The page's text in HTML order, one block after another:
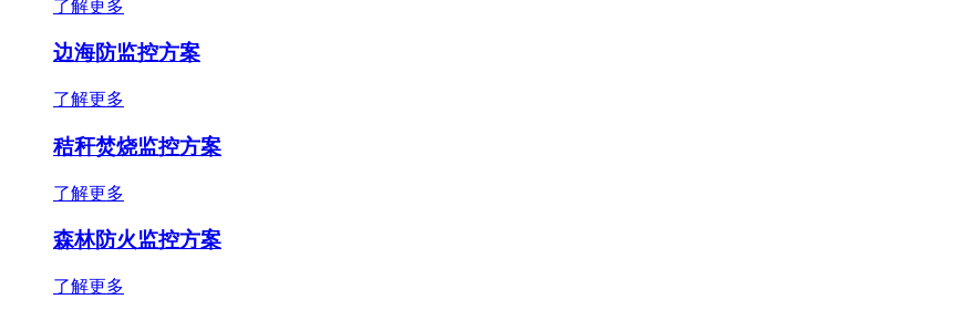
了解更多
边海防监控方案
了解更多
秸秆焚烧监控方案
了解更多
森林防火监控方案
了解更多